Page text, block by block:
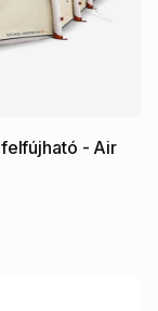
felfújható - Air